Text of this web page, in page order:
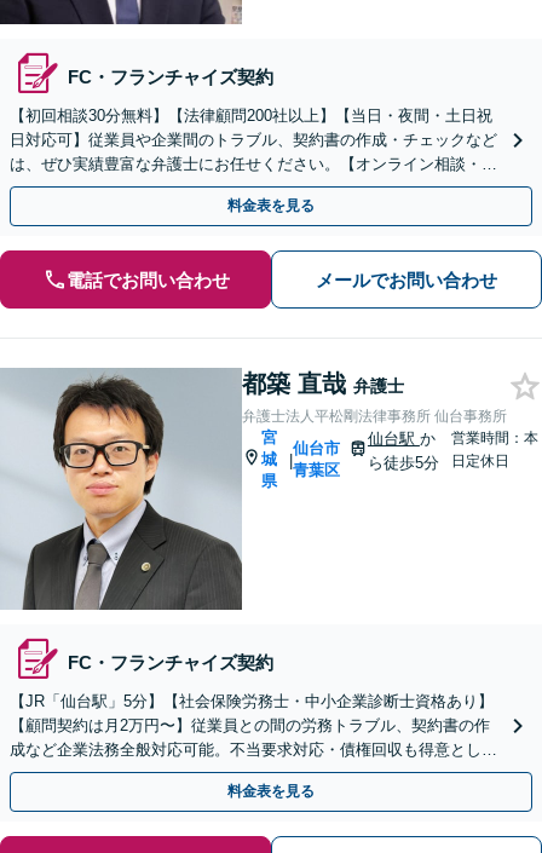
FC・フランチャイズ契約
【初回相談30分無料】【法律顧問200社以上】【当日・夜間・土日祝
日対応可】従業員や企業間のトラブル、契約書の作成・チェックなど
は、ぜひ実績豊富な弁護士にお任せください。【オンライン相談・電
子契約に対応】
料金表を見る
電話でお問い合わせ メールでお問い合わせ
都築 直哉 弁護士
弁護士法人平松剛法律事務所 仙台事務所
宮
城
県
|
仙台市
青葉区
仙台駅 か
ら徒歩5分
営業時間：本
日定休日
FC・フランチャイズ契約
【JR「仙台駅」5分】【社会保険労務士・中小企業診断士資格あり】
【顧問契約は月2万円〜】従業員との間の労務トラブル、契約書の作
成など企業法務全般対応可能。不当要求対応・債権回収も得意として
います。顧問契約でトラブル回避のお手伝いを致します。
料金表を見る